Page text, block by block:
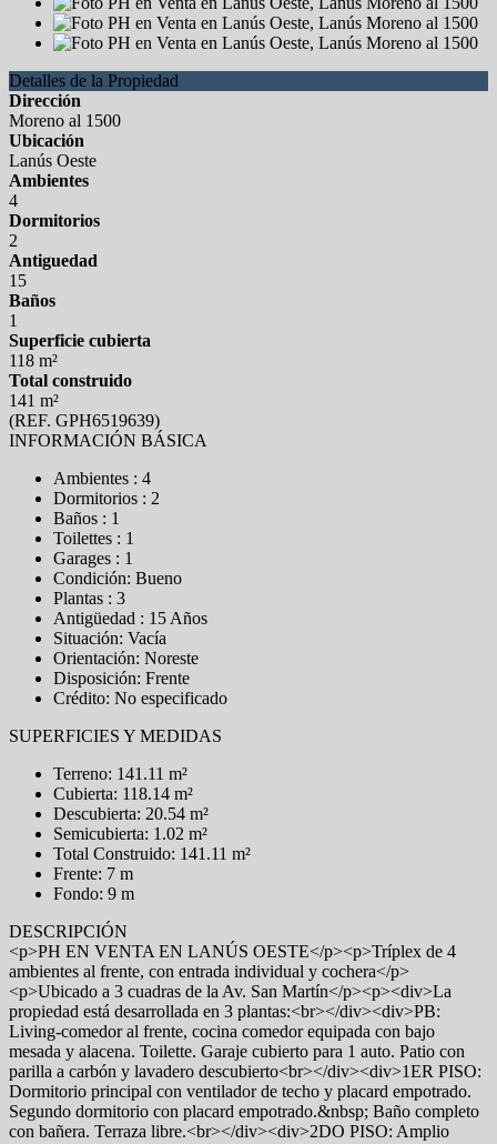
Detalles de la Propiedad
Dirección
Moreno al 1500
Ubicación
Lanús Oeste
Ambientes
4
Dormitorios
2
Antiguedad
15
Baños
1
Superficie cubierta
118 m²
Total construido
141 m²
(REF. GPH6519639)
INFORMACIÓN BÁSICA
Ambientes : 4
Dormitorios : 2
Baños : 1
Toilettes : 1
Garages : 1
Condición: Bueno
Plantas : 3
Antigüedad : 15 Años
Situación: Vacía
Orientación: Noreste
Disposición: Frente
Crédito: No especificado
SUPERFICIES Y MEDIDAS
Terreno: 141.11 m²
Cubierta: 118.14 m²
Descubierta: 20.54 m²
Semicubierta: 1.02 m²
Total Construido: 141.11 m²
Frente: 7 m
Fondo: 9 m
DESCRIPCIÓN
<p>PH EN VENTA EN LANÚS OESTE</p><p>Tríplex de 4
ambientes al frente, con entrada individual y cochera</p>
<p>Ubicado a 3 cuadras de la Av. San Martín</p><p><div>La
propiedad está desarrollada en 3 plantas:<br></div><div>PB:
Living-comedor al frente, cocina comedor equipada con bajo
mesada y alacena. Toilette. Garaje cubierto para 1 auto. Patio con
parilla a carbón y lavadero descubierto<br></div><div>1ER PISO:
Dormitorio principal con ventilador de techo y placard empotrado.
Segundo dormitorio con placard empotrado.&nbsp; Baño completo
con bañera. Terraza libre.<br></div><div>2DO PISO: Amplio